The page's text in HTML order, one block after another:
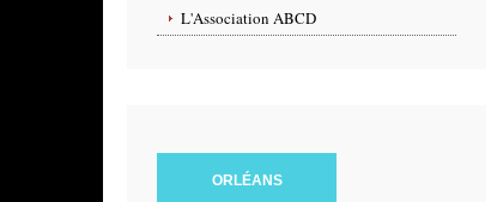
L'Association ABCD